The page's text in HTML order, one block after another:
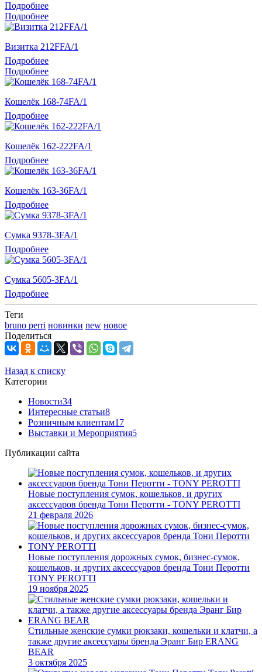
Подробнее
Подробнее
Визитка 212FFA/1
Подробнее
Подробнее
Кошелёк 168-74FA/1
Подробнее
Кошелёк 162-222FA/1
Подробнее
Кошелёк 163-36FA/1
Подробнее
Сумка 9378-3FA/1
Подробнее
Сумка 5605-3FA/1
Подробнее
Теги
bruno perri новинки new новое
Поделиться
Назад к списку
Категории
Новости34
Интересные статьи8
Розничным клиентам17
Выставки и Мероприятия5
Публикации сайта
Новые поступления сумок, кошельков, и других
аксессуаров бренда Тони Перотти - TONY PEROTTI
21 февраля 2026
Новые поступления дорожных сумок, бизнес-сумок,
кошельков, и других аксессуаров бренда Тони Перотти
TONY PEROTTI
19 ноября 2025
Стильные женские сумки рюкзаки, кошельки и клатчи, а
также другие аксессуары бренда Эранг Бир ERANG
BEAR
3 октября 2025